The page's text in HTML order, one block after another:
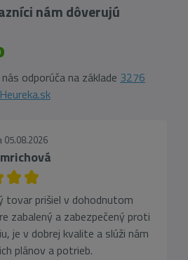
nám dôverujú
odporúča na základe 3276
05.08.2026
tovar prišiel v dohodnutom
zabalený a zabezpečený proti
je v dobrej kvalite a slúži nám
plánov a potrieb.